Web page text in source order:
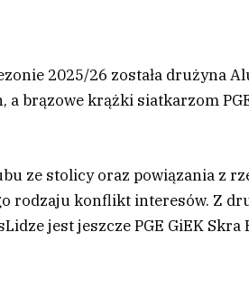
2025/26 została drużyna
a brązowe krążki siatkarzom
ze stolicy oraz powiązania z
rodzaju konflikt interesów. Z
jest jeszcze PGE GiEK Skra